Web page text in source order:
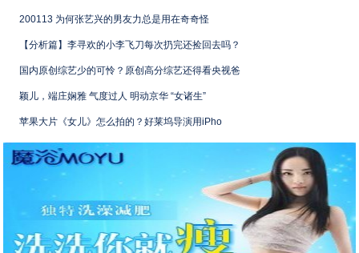
200113 为何张艺兴的男友力总是用在奇奇怪
【分析篇】李寻欢的小李飞刀每次扔完还捡回去吗？
国内原创综艺少的可怜？原创高分综艺还得看央视爸
颖儿，端庄娴雅 气度过人 明动京华 “女诸生”
苹果大片《女儿》怎么拍的？好莱坞导演用iPho